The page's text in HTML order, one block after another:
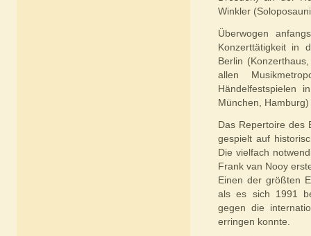
Winkler
Überwogen
Konzerttätigkeit in
Berlin
allen
Händelfestspielen
München,
Das Repertoire des
gespielt auf
Die vielfach
Frank van Nooy
Einen der größten
als es sich 1991
gegen die
erringen konnte.